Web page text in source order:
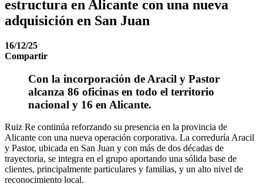
estructura en Alicante con una nueva
adquisición en San Juan
16/12/25
Compartir
Con la incorporación de Aracil y Pastor
alcanza 86 oficinas en todo el territorio
nacional y 16 en Alicante.
Ruiz Re continúa reforzando su presencia en la provincia de
Alicante con una nueva operación corporativa. La correduría Aracil
y Pastor, ubicada en San Juan y con más de dos décadas de
trayectoria, se integra en el grupo aportando una sólida base de
clientes, principalmente particulares y familias, y un alto nivel de
reconocimiento local.